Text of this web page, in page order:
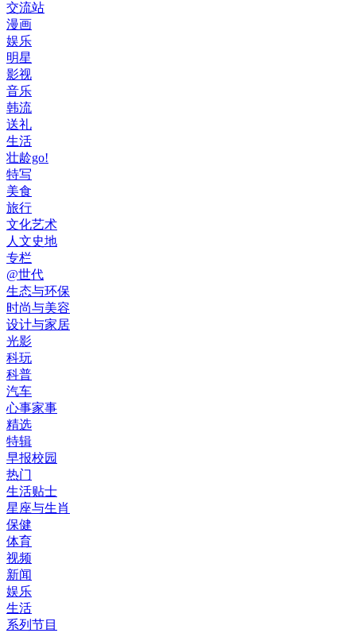
交流站
漫画
娱乐
明星
影视
音乐
韩流
送礼
生活
壮龄go!
特写
美食
旅行
文化艺术
人文史地
专栏
@世代
生态与环保
时尚与美容
设计与家居
光影
科玩
科普
汽车
心事家事
精选
特辑
早报校园
热门
生活贴士
星座与生肖
保健
体育
视频
新闻
娱乐
生活
系列节目